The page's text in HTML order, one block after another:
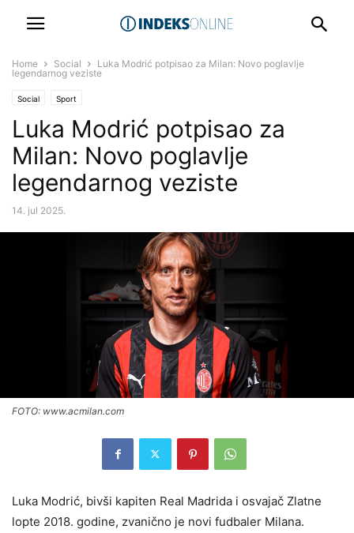
Home Social
Luka Modrić potpisao za Milan: Novo poglavlje
legendarnog veziste
Social Sport
Luka Modrić potpisao za
Milan: Novo poglavlje
legendarnog veziste
14. jul 2025.
FOTO: www.acmilan.com
Luka Modrić, bivši kapiten Real Madrida i osvajač Zlatne
lopte 2018. godine, zvanično je novi fudbaler Milana.